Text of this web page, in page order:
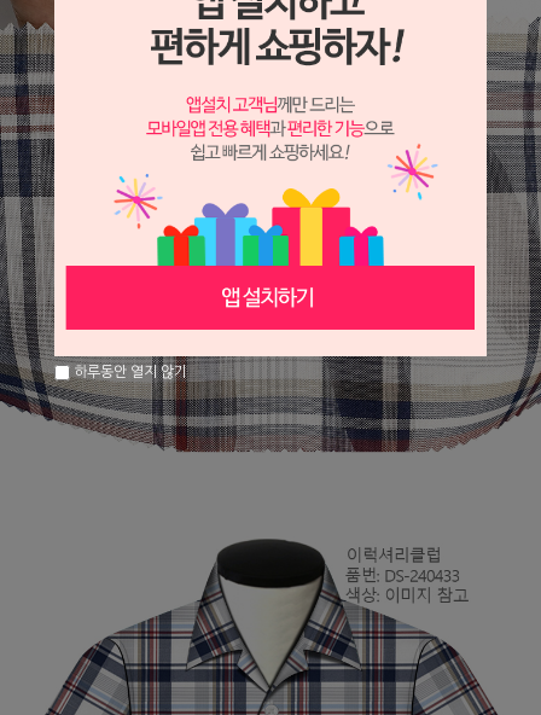
하루동안 열지 않기